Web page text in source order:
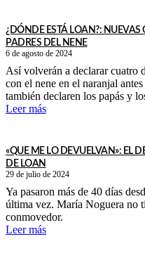
¿DÓNDE ESTÁ LOAN?: NUEVAS
PADRES DEL NENE
6 de agosto de 2024
Así volverán a declarar cuatro
con el nene en el naranjal
también declaren los papás y
Leer más
«QUE ME LO DEVUELVAN»: EL
DE LOAN
29 de julio de 2024
Ya pasaron más de 40 días
última vez. María Noguera no
conmovedor.
Leer más